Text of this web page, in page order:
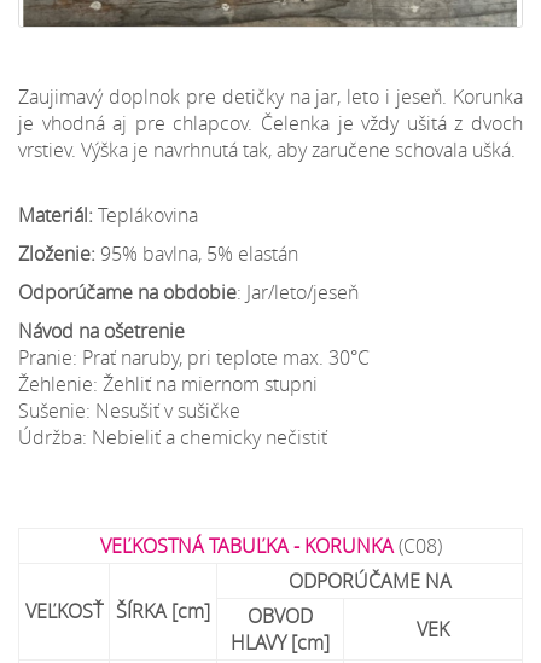
Zaujimavý doplnok pre detičky na jar, leto i jeseň. Korunka
je vhodná aj pre chlapcov. Čelenka je vždy ušitá z dvoch
vrstiev. Výška je navrhnutá tak, aby zaručene schovala ušká.
Materiál: Teplákovina
Zloženie: 95% bavlna, 5% elastán
Odporúčame na obdobie: Jar/leto/jeseň
Návod na ošetrenie
Pranie: Prať naruby, pri teplote max. 30°C
Žehlenie: Žehliť na miernom stupni
Sušenie: Nesušiť v sušičke
Údržba: Nebieliť a chemicky nečistiť
VEĽKOSTNÁ TABUĽKA - KORUNKA(C08)
VEĽKOSŤ ŠÍRKA [cm]
ODPORÚČAME NA
OBVOD
HLAVY [cm]
VEK